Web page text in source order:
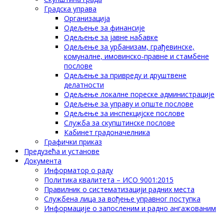
Градска управа
Организација
Одељење за финансије
Одељење за јавне набавке
Одељење за урбанизам, грађевинске,
комуналне, имовинско-правне и стамбене
послове
Одељење за привреду и друштвене
делатности
Одељење локалне пореске администрације
Одељење за управу и опште послове
Одељење за инспекцијске послове
Служба за скупштинске послове
Кабинет градоначелника
Графички приказ
Предузећа и установе
Документа
Информатор о раду
Политика квалитета – ИСО 9001:2015
Правилник о систематизацији радних места
Службена лица за вођење управног поступка
Информације о запосленим и радно ангажованим